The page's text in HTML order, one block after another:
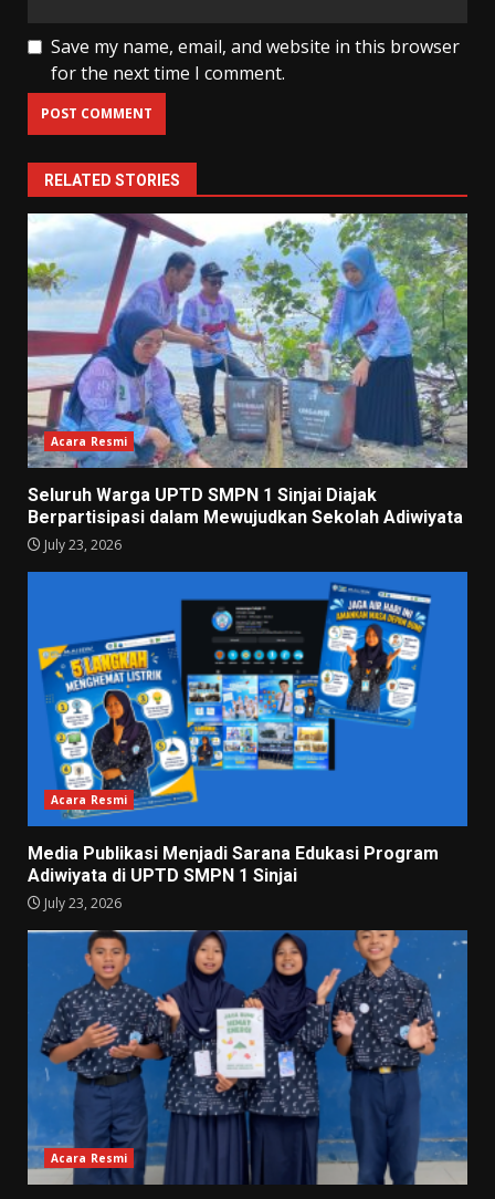
Save my name, email, and website in this browser
for the next time I comment.
RELATED STORIES
Acara Resmi
Seluruh Warga UPTD SMPN 1 Sinjai Diajak
Berpartisipasi dalam Mewujudkan Sekolah Adiwiyata
July 23, 2026
Acara Resmi
Media Publikasi Menjadi Sarana Edukasi Program
Adiwiyata di UPTD SMPN 1 Sinjai
July 23, 2026
Acara Resmi